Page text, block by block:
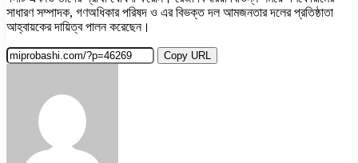
সাধারণ সম্পাদক, গণঅধিকার পরিষদ ও এর বিভক্ত দল আমজনতার দলের প্রতিষ্ঠাতা
আহ্বায়কের দায়িত্ব পালন করেছেন।
Copy URL